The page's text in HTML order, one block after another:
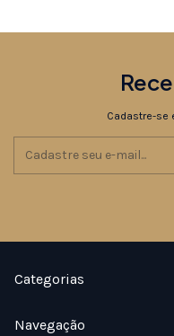
Cadastre-se
Categorias
Navegação